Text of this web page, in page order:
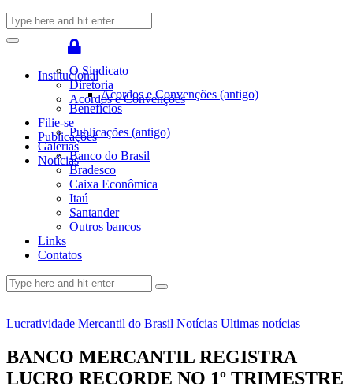
InstitucionalO Sindicato
Diretoria
Acordos e Convenções
Acordos e Convenções (antigo)
Benefícios
Filie-se
PublicaçõesPublicações (antigo)
Galerias
NotíciasBanco do Brasil
Bradesco
Caixa Econômica
Itaú
Santander
Outros bancos
Links
Contatos
Lucratividade Mercantil do Brasil Notícias Ultimas notícias
BANCO MERCANTIL REGISTRA
LUCRO RECORDE NO 1º TRIMESTRE